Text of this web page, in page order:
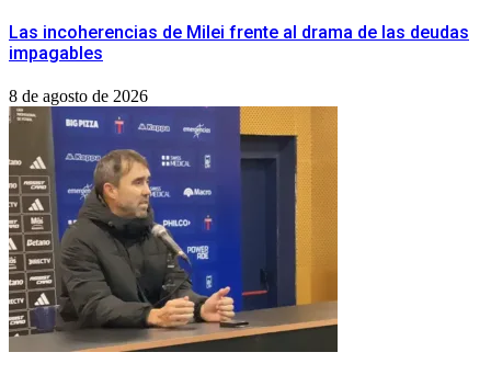
Las incoherencias de Milei frente al drama de las deudas
impagables
8 de agosto de 2026